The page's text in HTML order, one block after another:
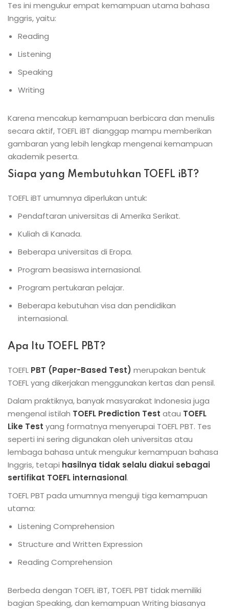
Tes ini mengukur empat kemampuan utama bahasa
Inggris, yaitu:
Reading
Listening
Speaking
Writing
Karena mencakup kemampuan berbicara dan menulis
secara aktif, TOEFL iBT dianggap mampu memberikan
gambaran yang lebih lengkap mengenai kemampuan
akademik peserta.
Siapa yang Membutuhkan TOEFL iBT?
TOEFL iBT umumnya diperlukan untuk:
Pendaftaran universitas di Amerika Serikat.
Kuliah di Kanada.
Beberapa universitas di Eropa.
Program beasiswa internasional.
Program pertukaran pelajar.
Beberapa kebutuhan visa dan pendidikan
internasional.
Apa Itu TOEFL PBT?
TOEFL PBT (Paper-Based Test) merupakan bentuk
TOEFL yang dikerjakan menggunakan kertas dan pensil.
Dalam praktiknya, banyak masyarakat Indonesia juga
mengenal istilah TOEFL Prediction Test atau TOEFL
Like Test yang formatnya menyerupai TOEFL PBT. Tes
seperti ini sering digunakan oleh universitas atau
lembaga bahasa untuk mengukur kemampuan bahasa
Inggris, tetapi hasilnya tidak selalu diakui sebagai
sertifikat TOEFL internasional.
TOEFL PBT pada umumnya menguji tiga kemampuan
utama:
Listening Comprehension
Structure and Written Expression
Reading Comprehension
Berbeda dengan TOEFL iBT, TOEFL PBT tidak memiliki
bagian Speaking, dan kemampuan Writing biasanya